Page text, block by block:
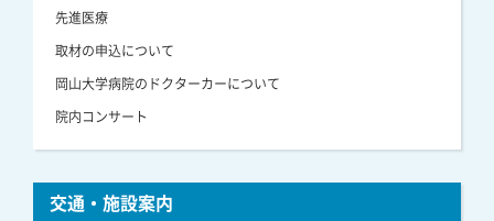
先進医療
取材の申込について
岡山大学病院のドクターカーについて
院内コンサート
交通・施設案内